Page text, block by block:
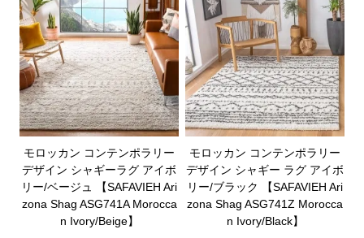
モロッカン コンテンポラリー
デザイン シャギーラグ アイボ
リー/ベージュ 【SAFAVIEH Ari
zona Shag ASG741A Morocca
n Ivory/Beige】
モロッカン コンテンポラリー
デザイン シャギー ラグ アイボ
リー/ブラック 【SAFAVIEH Ari
zona Shag ASG741Z Morocca
n Ivory/Black】